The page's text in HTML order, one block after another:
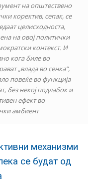
на општествено
коректив, сепак, се
целисходноста,
на овој политички
контекст. И
кога биле во
„влада во сенка“,
повеќе во функција
без некој подлабок и
ефект во
амбиент
механизми
се будат од